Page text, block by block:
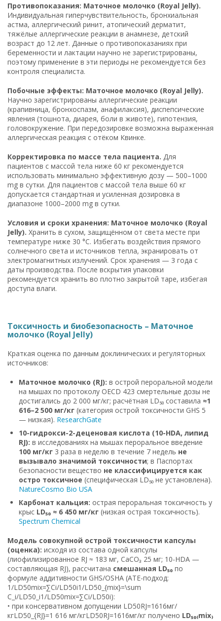
Противопоказания: Маточное молочко (Royal Jelly).
Индивидуальная гиперчувствительность, бронхиальная
астма, аллергический ринит, атопический дерматит,
тяжёлые аллергические реакции в анамнезе, детский
возраст до 12 лет. Данные о противопоказаниях при
беременности и лактации научно не зарегистрированы,
поэтому применение в эти периоды не рекомендуется без
контроля специалиста.
Побочные эффекты: Маточное молочко (Royal Jelly).
Научно зарегистрированы аллергические реакции
(крапивница, бронхоспазм, анафилаксия), диспепсические
явления (тошнота, диарея, боли в животе), гипотензия,
головокружение. При передозировке возможна выраженная
аллергическая реакция с отёком Квинке.
Корректировка по массе тела пациента. Для
пациентов с массой тела ниже 60 кг рекомендуется
использовать минимально эффективную дозу — 500–1000
mg в сутки. Для пациентов с массой тела выше 60 кг
допускается стандартная и усиленная дозировка в
диапазоне 1000–2000 mg в сутки.
Условия и сроки хранения: Маточное молочко (Royal
Jelly). Хранить в сухом, защищённом от света месте при
температуре ниже 30 °C. Избегать воздействия прямого
солнечного света и источников тепла, экранировать от
электромагнитных излучений. Срок хранения — 3 года с
даты производства. После вскрытия упаковки
рекомендуется хранить во плотно закрытой таре, избегая
доступа влаги.
Токсичность и биобезопасность – Маточное
молочко (Royal Jelly)
Краткая оценка по данным доклинических и регуляторных
источников:
Маточное молочко (RJ): в острой пероральной модели
на мышах по протоколу OECD 423 смертельные дозы не
достигались до 2 000 мг/кг; расчётная LD₅₀ составила ≈1
616–2 500 мг/кг (категория острой токсичности GHS 5
— низкая). ResearchGate
10-гидрокси-2-деценовая кислота (10-HDA, липид
RJ): в исследованиях на мышах пероральное введение
100 мг/кг 3 раза в неделю в течение 7 недель не
вызывало значимой токсичности; в Паспортах
безопасности вещество не классифицируется как
остро токсичное (специфическая LD₅₀ не установлена).
NatureCosmo Bio USA
Карбонат кальция: острая пероральная токсичность у
крыс LD₅₀ ≈ 6 450 мг/кг (низкая острая токсичность).
Spectrum Chemical
Модель совокупной острой токсичности капсулы
(оценка): исходя из состава одной капсулы
(лиофилизированное RJ ≈ 183 мг, CaCO₃ 25 мг; 10-HDA —
составляющая RJ), рассчитана смешанная LD₅₀ по
формуле аддитивности GHS/OSHA (ATE-подход:
1/LD50mix=∑Ci/LD50i1/LD50_{mix}=\sum
C_i/LD50_i1/LD50mix=∑Ci/LD50i):
• при консервативном допущении LD50RJ=1616мг/
кгLD50_{RJ}=1 616 мг/кгLD50RJ=1616мг/кг получено LD₅₀₍mix₎